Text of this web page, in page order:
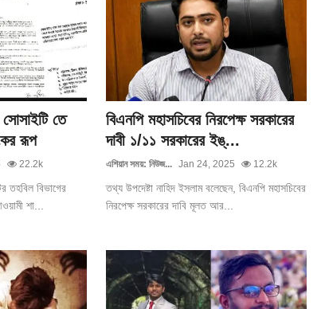
সোসাইটি তে
রূপ
22.2k
তহবিল বিভাগের
শা...
বিএনপি মহাসচিবের নিরপেক্ষ সরকারের
দাবী ১/১১ সরকারের ইঙ্...
এশিয়ান সময়: নিউজ... Jan 24, 2025 12.2k
তথ্য উপদেষ্টা নাহিদ ইসলাম বলেছেন, বিএনপি মহাসচিবের
নিরপেক্ষ সরকারের দাবি মূলত আর...